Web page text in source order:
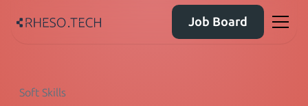
Job Board
Soft Skills